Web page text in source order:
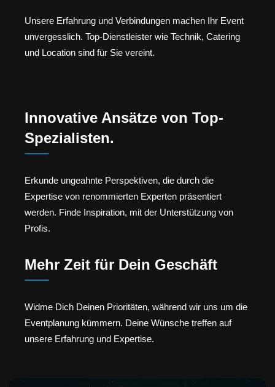
Unsere Erfahrung und Verbindungen machen Ihr Event
unvergesslich. Top-Dienstleister wie Technik, Catering
und Location sind für Sie vereint.
Innovative Ansätze von Top-
Spezialisten.
Erkunde ungeahnte Perspektiven, die durch die
Expertise von renommierten Experten präsentiert
werden. Finde Inspiration, mit der Unterstützung von
Profis.
Mehr Zeit für Dein Geschäft
Widme Dich Deinen Prioritäten, während wir uns um die
Eventplanung kümmern. Deine Wünsche treffen auf
unsere Erfahrung und Expertise.